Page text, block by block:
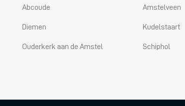
Abcoude Amstelveen
Diemen Kudelstaart
Ouderkerk aan de Amstel Schiphol